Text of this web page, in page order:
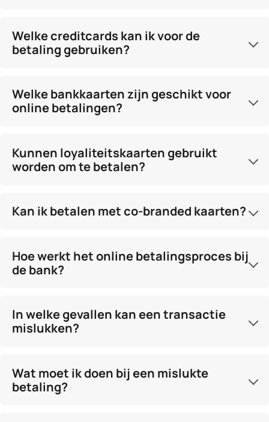
Welke creditcards kan ik voor de
betaling gebruiken?
Welke bankkaarten zijn geschikt voor
online betalingen?
Kunnen loyaliteitskaarten gebruikt
worden om te betalen?
Kan ik betalen met co-branded kaarten?
Hoe werkt het online betalingsproces bij
de bank?
In welke gevallen kan een transactie
mislukken?
Wat moet ik doen bij een mislukte
betaling?